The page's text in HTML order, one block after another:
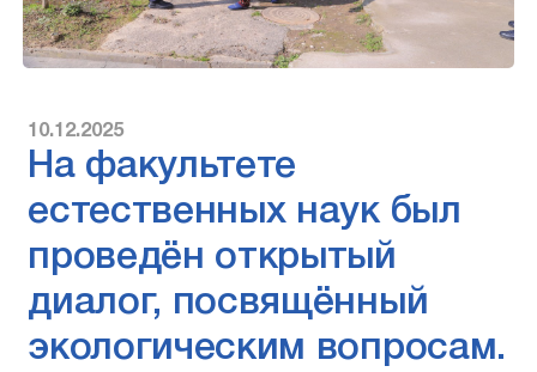
10.12.2025
На факультете
естественных наук был
проведён открытый
диалог, посвящённый
экологическим вопросам.